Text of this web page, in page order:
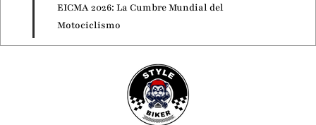
EICMA 2026: La Cumbre Mundial del
Motociclismo